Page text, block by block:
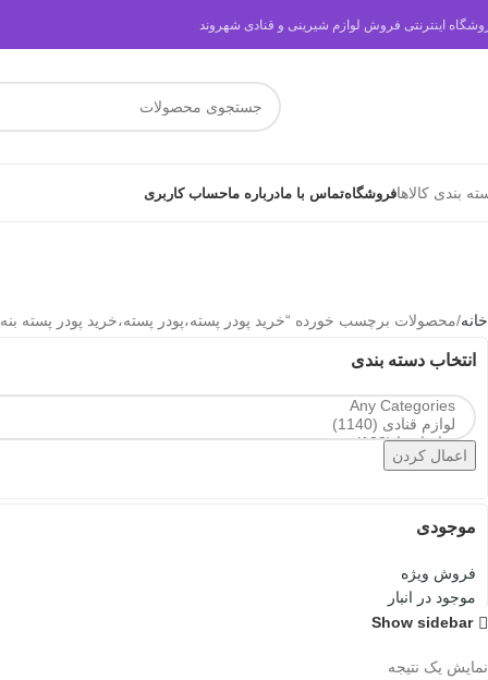
اینترنتی فروش لوازم شیرینی و قنادی شهروند
بندی کالاهافروشگاهتماس با مادرباره ماحساب کاربری
خانه محصولات برچسب خورده “خرید پودر پسته،پودر پسته،خرید پودر پسته
انتخاب دسته بندی
اعمال کردن
موجودی
فروش ویژه
موجود در انبار
Show sidebar
نمایش یک نتیجه